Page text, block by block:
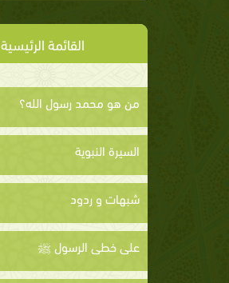
القائمة الرئيسية
من هو محمد رسول الله؟
السيرة النبوية
شبهات و ردود
على خطى الرسول ﷺ